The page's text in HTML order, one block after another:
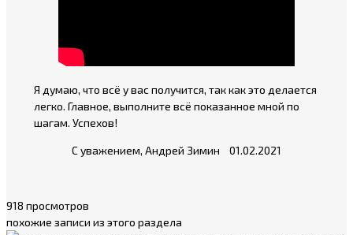
Я думаю, что всё у вас получится, так как это делается
легко. Главное, выполните всё показанное мной по
шагам. Успехов!
С уважением, Андрей Зимин 01.02.2021
918 просмотров
похожие записи из этого раздела